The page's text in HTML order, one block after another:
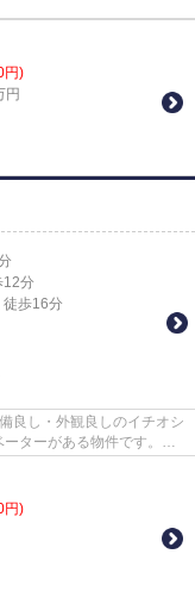
円)
円
12分
徒歩16分
良し・外観良しのイチオシ
ターがある物件です。地
円)